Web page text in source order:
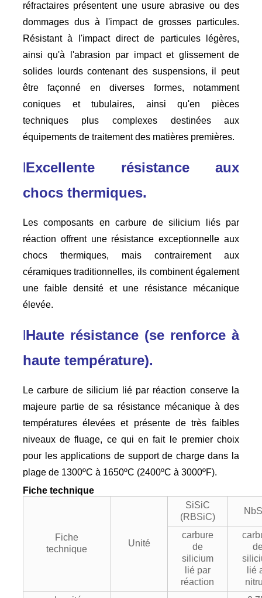
réfractaires présentent une usure abrasive ou des
dommages dus à l'impact de grosses particules.
Résistant à l'impact direct de particules légères,
ainsi qu'à l'abrasion par impact et glissement de
solides lourds contenant des suspensions, il peut
être façonné en diverses formes, notamment
coniques et tubulaires, ainsi qu'en pièces
techniques plus complexes destinées aux
équipements de traitement des matières premières.
lExcellente résistance aux
chocs thermiques.
Les composants en carbure de silicium liés par
réaction offrent une résistance exceptionnelle aux
chocs thermiques, mais contrairement aux
céramiques traditionnelles, ils combinent également
une faible densité et une résistance mécanique
élevée.
lHaute résistance (se renforce à
haute température).
Le carbure de silicium lié par réaction conserve la
majeure partie de sa résistance mécanique à des
températures élevées et présente de très faibles
niveaux de fluage, ce qui en fait le premier choix
pour les applications de support de charge dans la
plage de 1300ºC à 1650ºC (2400ºC à 3000ºF).
Fiche technique
Fiche
technique
Unité
SiSiC
(RBSiC)
carbure
de
silicium
lié par
réaction
lié